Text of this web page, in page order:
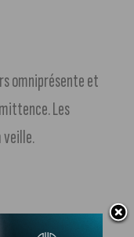
omniprésente et
Les
et les